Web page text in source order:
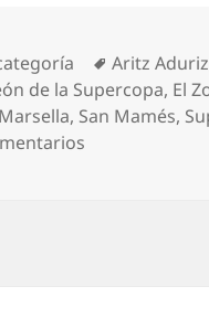
Etiquetas
Aritz Aduriz
de la Supercopa, El
, San Mamés,